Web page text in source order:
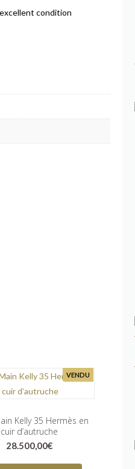
condition
VENDU
Kelly 35 Hermès en
cuir d’autruche
28.500,00€